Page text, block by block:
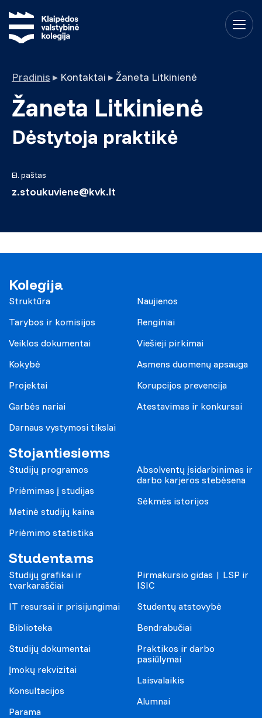
Pradinis ▸ Kontaktai ▸Žaneta Litkinienė
Žaneta Litkinienė
Dėstytoja praktikė
El. paštas
z.stoukuviene@kvk.lt
Kolegija
Struktūra
Tarybos ir komisijos
Veiklos dokumentai
Kokybė
Projektai
Garbės nariai
Darnaus vystymosi tikslai
Naujienos
Renginiai
Viešieji pirkimai
Asmens duomenų apsauga
Korupcijos prevencija
Atestavimas ir konkursai
Stojantiesiems
Studijų programos
Priėmimas į studijas
Metinė studijų kaina
Priėmimo statistika
Absolventų įsidarbinimas ir
darbo karjeros stebėsena
Sėkmės istorijos
Studentams
Studijų grafikai ir
tvarkaraščiai
IT resursai ir prisijungimai
Biblioteka
Studijų dokumentai
Įmokų rekvizitai
Konsultacijos
Parama
Pirmakursio gidas | LSP ir
ISIC
Studentų atstovybė
Bendrabučiai
Praktikos ir darbo
pasiūlymai
Laisvalaikis
Alumnai